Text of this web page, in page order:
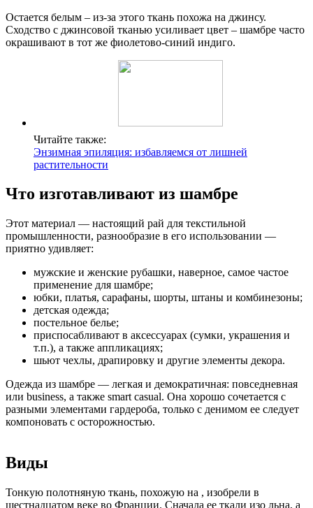
Остается белым – из-за этого ткань похожа на джинсу.
Сходство с джинсовой тканью усиливает цвет – шамбре часто
окрашивают в тот же фиолетово-синий индиго.
Читайте также:
Энзимная эпиляция: избавляемся от лишней
растительности
Что изготавливают из шамбре
Этот материал — настоящий рай для текстильной
промышленности, разнообразие в его использовании —
приятно удивляет:
мужские и женские рубашки, наверное, самое частое
применение для шамбре;
юбки, платья, сарафаны, шорты, штаны и комбинезоны;
детская одежда;
постельное белье;
приспосабливают в аксессуарах (сумки, украшения и
т.п.), а также аппликациях;
шьют чехлы, драпировку и другие элементы декора.
Одежда из шамбре — легкая и демократичная: повседневная
или business, а также smart casual. Она хорошо сочетается с
разными элементами гардероба, только с денимом ее следует
компоновать с осторожностью.
Виды
Тонкую полотняную ткань, похожую на , изобрели в
шестнадцатом веке во Франции. Сначала ее ткали изо льна, а